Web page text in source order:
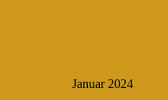
Januar 2024